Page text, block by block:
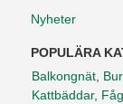
Nyheter
POPULÄRA
Balkongnät,
Kattbäddar,